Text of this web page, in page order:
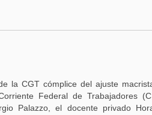
la CGT cómplice del ajuste
Federal de Trabajadores
Palazzo, el docente privado